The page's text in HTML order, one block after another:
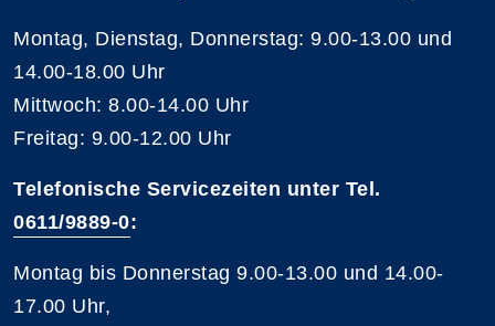
Montag, Dienstag, Donnerstag: 9.00-13.00 und
14.00-18.00 Uhr
Mittwoch: 8.00-14.00 Uhr
Freitag: 9.00-12.00 Uhr
Telefonische Servicezeiten unter Tel.
0611/9889-0:
Montag bis Donnerstag 9.00-13.00 und 14.00-
17.00 Uhr,